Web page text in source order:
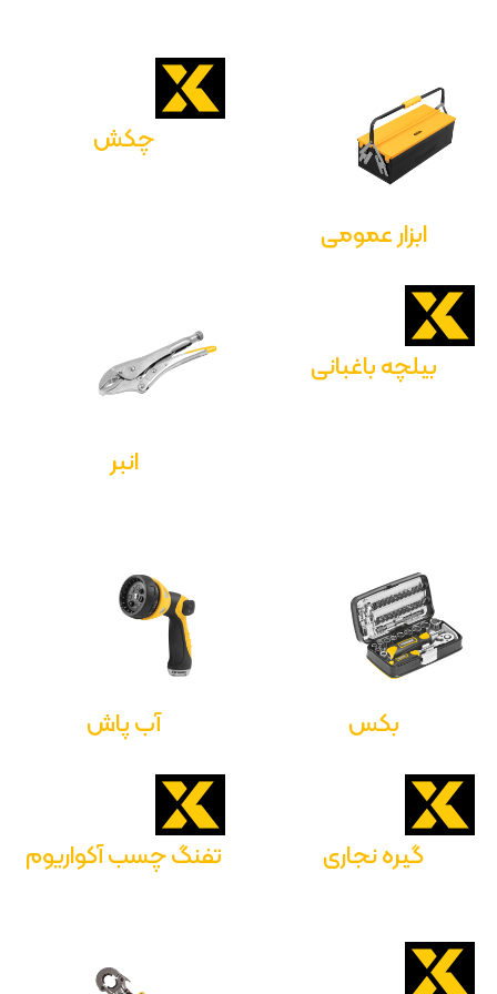
ابزار عمومی
چکش
بیلچه باغبانی
انبر
بکس آب پاش
گیره نجاری تفنگ چسب آکواریوم